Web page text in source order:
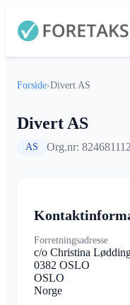
Forside›Divert AS
Divert AS
AS Org.nr: 824681112
Forretningsadresse
c/o Christina
0382 OSLO
OSLO
Norge